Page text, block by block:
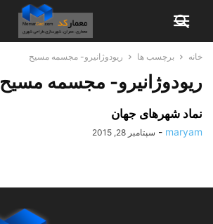
خانه برچسب ها ریودوژانیرو- مجسمه مسیح
ریودوژانیرو- مجسمه مسیح
نماد شهرهای جهان
maryam
- سپتامبر 28, 2015